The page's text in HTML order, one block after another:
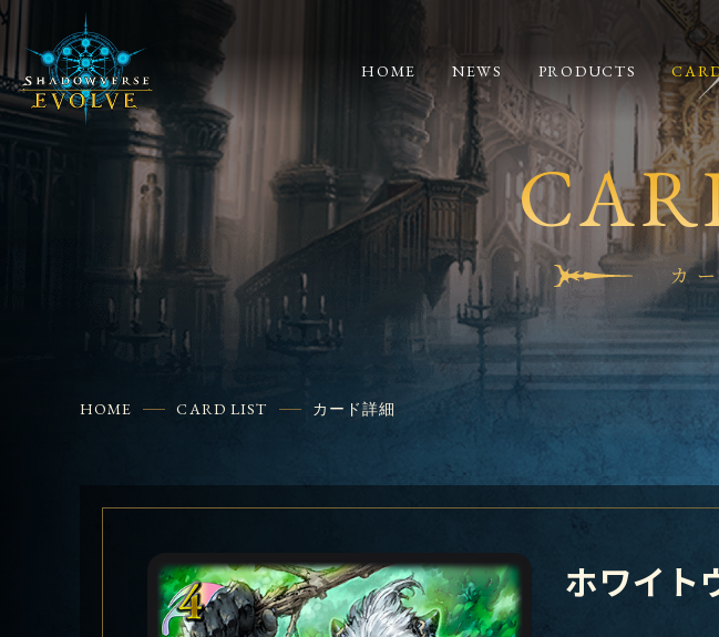
HOME NEWS PRODUCTS
カ
HOME CARD LIST カード詳細
ホワイト